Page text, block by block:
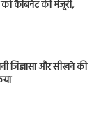
को कैबिनेट की मंजूरी,
जिज्ञासा और सीखने की